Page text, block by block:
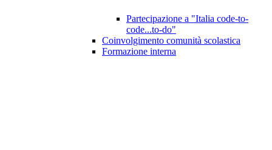
Partecipazione a "Italia code-to-
code...to-do"
Coinvolgimento comunità scolastica
Formazione interna